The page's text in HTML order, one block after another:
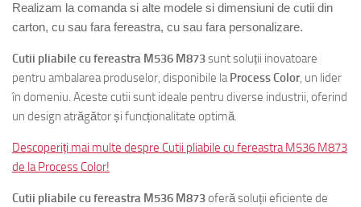
Realizam la comanda si alte modele si dimensiuni de cutii din
carton, cu sau fara fereastra, cu sau fara personalizare.
Cutii pliabile cu fereastra M536 M873sunt soluții inovatoare
pentru ambalarea produselor, disponibile la Process Color, un lider
în domeniu. Aceste cutii sunt ideale pentru diverse industrii, oferind
un design atrăgător și funcționalitate optimă.
Descoperiți mai multe despre Cutii pliabile cu fereastra M536 M873
de la Process Color!
Cutii pliabile cu fereastra M536 M873oferă soluții eficiente de